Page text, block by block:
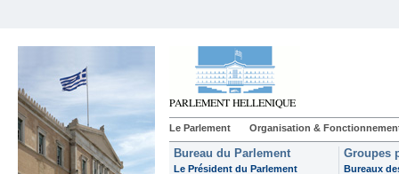
Le Parlement Organisation &
Bureau du Parlement
Le Président du Parlement
Groupes
Bureaux